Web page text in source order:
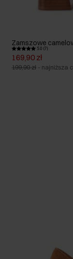
Zamszowe
5.0 (7)
169,90 zł
199,90 zł - najniższa